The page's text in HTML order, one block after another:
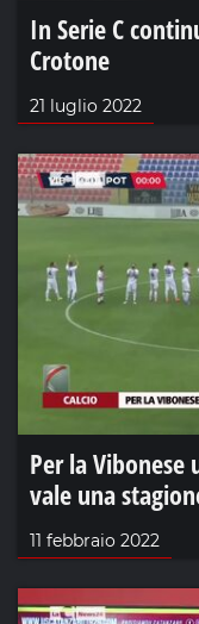
In Serie C
Crotone
21 luglio 2022
Per la
vale una
11 febbraio 2022